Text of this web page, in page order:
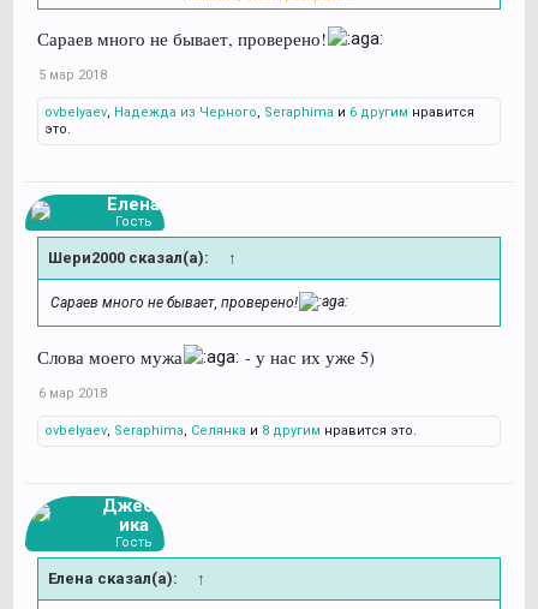
ванной)))
А другие сараи появились уже когда стало понятно, что
инстументы все-таки негде хранить
временный( без фундамента) с твердым обещанием мужа , что
уберет его позже обязательно....
позже к сараю пристроили террасу с твердым полом )))
Сараев много не бывает, проверено!
5 мар 2018
ovbelyaev, Надежда из Черного, Seraphima и 6 другим нравится
это.
Елена
Гость
Шери2000 сказал(а): ↑
Сараев много не бывает, проверено!
Слова моего мужа - у нас их уже 5)
6 мар 2018
ovbelyaev, Seraphima, Селянка и 8 другим нравится это.
Джесс
ика
Гость
Елена сказал(а): ↑